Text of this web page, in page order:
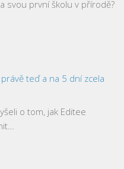
svou první školu v přírodě?
teď a na 5 dní zcela
o tom, jak Editee